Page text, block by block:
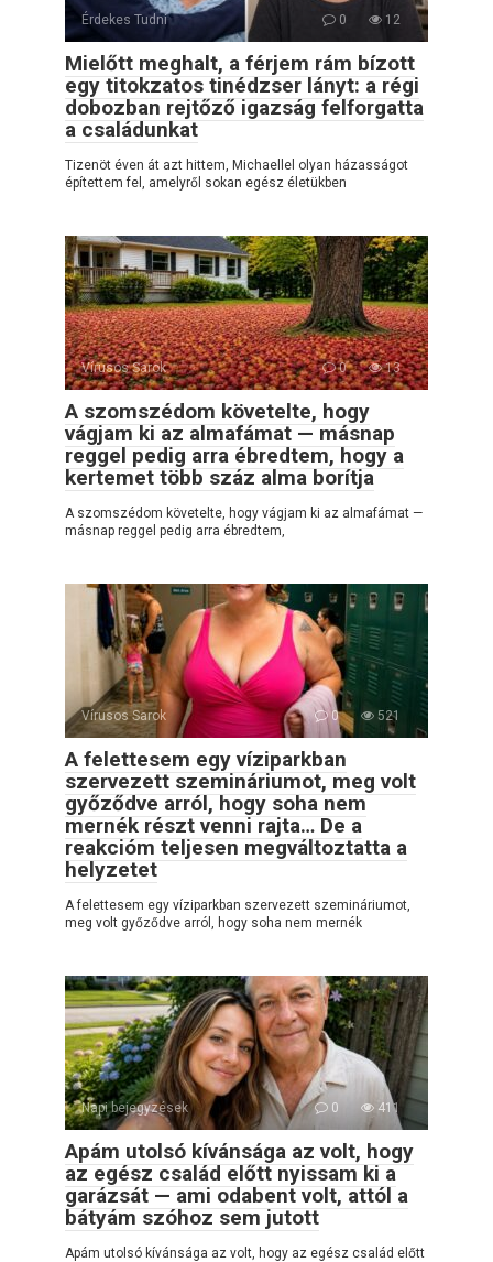
Érdekes Tudni 0 12
Mielőtt meghalt, a férjem rám bízott
egy titokzatos tinédzser lányt: a régi
dobozban rejtőző igazság felforgatta
a családunkat
Tizenöt éven át azt hittem, Michaellel olyan házasságot
építettem fel, amelyről sokan egész életükben
Vírusos Sarok 0 13
A szomszédom követelte, hogy
vágjam ki az almafámat — másnap
reggel pedig arra ébredtem, hogy a
kertemet több száz alma borítja
A szomszédom követelte, hogy vágjam ki az almafámat —
másnap reggel pedig arra ébredtem,
Vírusos Sarok 0 521
A felettesem egy víziparkban
szervezett szemináriumot, meg volt
győződve arról, hogy soha nem
mernék részt venni rajta… De a
reakcióm teljesen megváltoztatta a
helyzetet
A felettesem egy víziparkban szervezett szemináriumot,
meg volt győződve arról, hogy soha nem mernék
Napi bejegyzések 0 411
Apám utolsó kívánsága az volt, hogy
az egész család előtt nyissam ki a
garázsát — ami odabent volt, attól a
bátyám szóhoz sem jutott
Apám utolsó kívánsága az volt, hogy az egész család előtt